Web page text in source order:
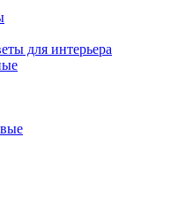
для интерьера